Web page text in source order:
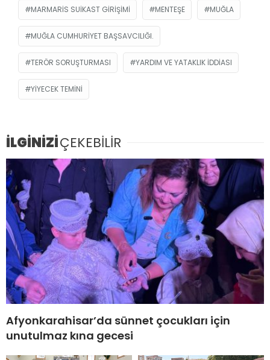
MARMARIS SUIKAST GIRIŞIMI MENTEŞE MUĞLA
MUĞLA CUMHURIYET BAŞSAVCILIĞI.
TERÖR SORUŞTURMASI YARDIM VE YATAKLIK IDDIASI
YIYECEK TEMINI
İLGİNİZİÇEKEBİLİR
Afyonkarahisar’da sünnet çocukları için
unutulmaz kına gecesi